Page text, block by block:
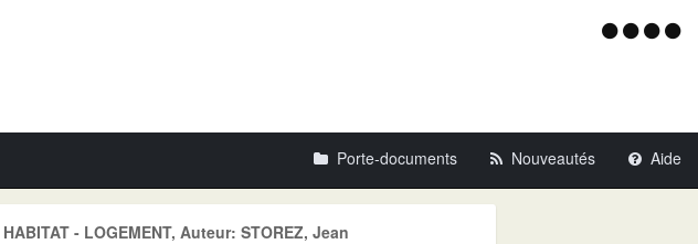
Menu
Porte-documents Nouveautés Aide
- LOGEMENT, Auteur: STOREZ, Jean